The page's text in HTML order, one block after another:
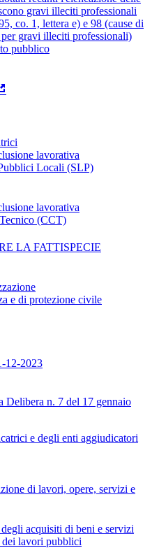
gravi illeciti professionali
co. 1, lettera e) e 98 (cause di
per gravi illeciti professionali)
pubblico
lavorativa
Locali (SLP)
lavorativa
(CCT)
LA FATTISPECIE
e di protezione civile
12-2023
Delibera n. 7 del 17 gennaio
e degli enti aggiudicatori
di lavori, opere, servizi e
acquisiti di beni e servizi
dei lavori pubblici